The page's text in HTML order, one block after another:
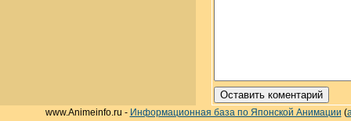
www.Animeinfo.ru - Информационная база по Японской Анимации (